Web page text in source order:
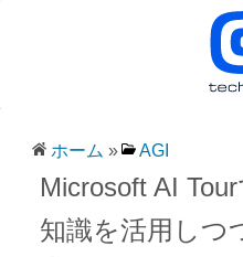
ホーム » AGI
Microsoft AI
知識を活用しつ